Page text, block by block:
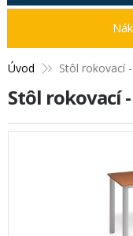
Úvod Stôl rokovací
Stôl rokovací